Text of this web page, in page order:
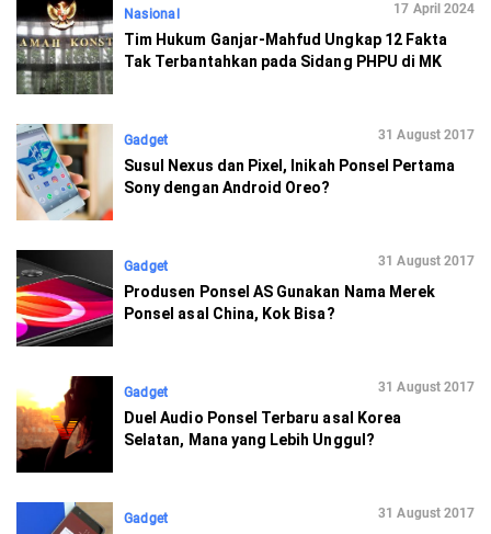
Nasional 17 April 2024
Tim Hukum Ganjar-Mahfud Ungkap 12 Fakta
Tak Terbantahkan pada Sidang PHPU di MK
Gadget 31 August 2017
Susul Nexus dan Pixel, Inikah Ponsel Pertama
Sony dengan Android Oreo?
Gadget 31 August 2017
Produsen Ponsel AS Gunakan Nama Merek
Ponsel asal China, Kok Bisa?
Gadget 31 August 2017
Duel Audio Ponsel Terbaru asal Korea
Selatan, Mana yang Lebih Unggul?
Gadget 31 August 2017